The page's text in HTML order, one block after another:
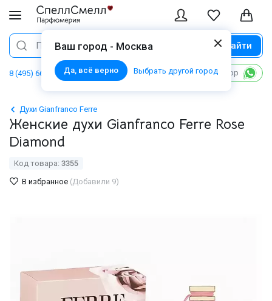
Ваш город - Москва
Да, всё верно Выбрать другой город
Поиск Найти
8 (495) 668 06 02 Написать в WhatsApp
Духи Gianfranco Ferre
Женские духи Gianfranco Ferre Rose
Diamond
Код товара: 3355
В избранное (Добавили 9)